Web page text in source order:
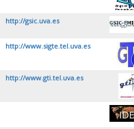
http://gsic.uva.es
http://www.sigte.tel.uva.es
http://www.gti.tel.uva.es